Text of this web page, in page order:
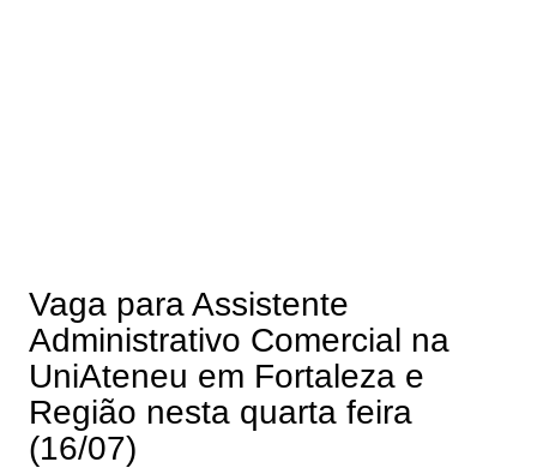
Vaga para Assistente
Administrativo Comercial na
UniAteneu em Fortaleza e
Região nesta quarta feira
(16/07)